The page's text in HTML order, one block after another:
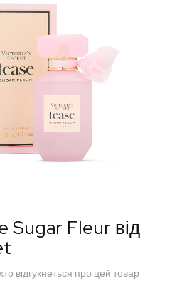
Sugar Fleur від
відгукнеться про цей товар